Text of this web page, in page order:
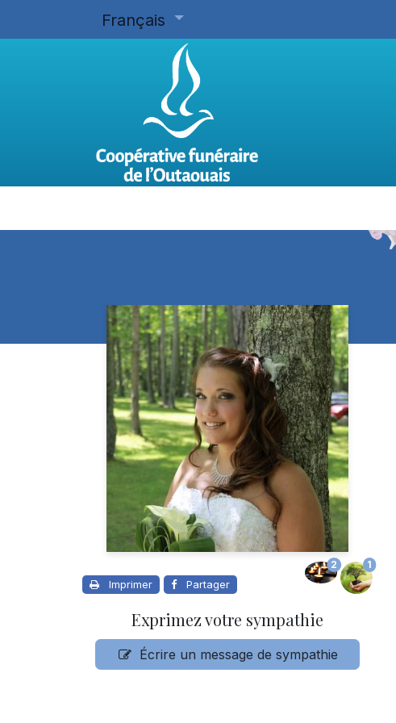
Français
Imprimer Partager
2 1
Exprimez votre sympathie
Écrire un message de sympathie